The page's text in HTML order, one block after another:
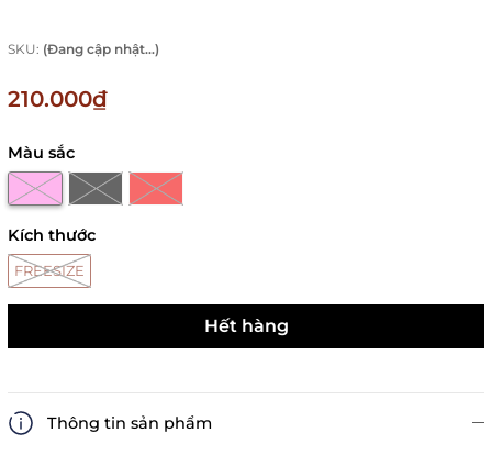
SKU: (Đang cập nhật...)
210.000₫
Màu sắc
Kích thước
FREESIZE
Hết hàng
Thông tin sản phẩm